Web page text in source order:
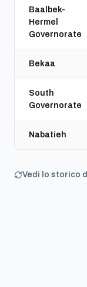
Baalbek-
Hermel
Governorate
Bekaa
South
Governorate
Nabatieh
Vedi lo storico